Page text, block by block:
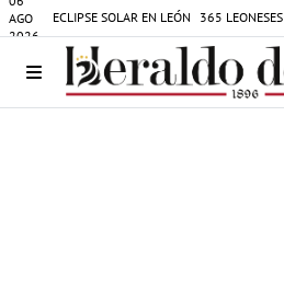
AGO
2026
ECLIPSE SOLAR EN LEÓN 365 LEONESES